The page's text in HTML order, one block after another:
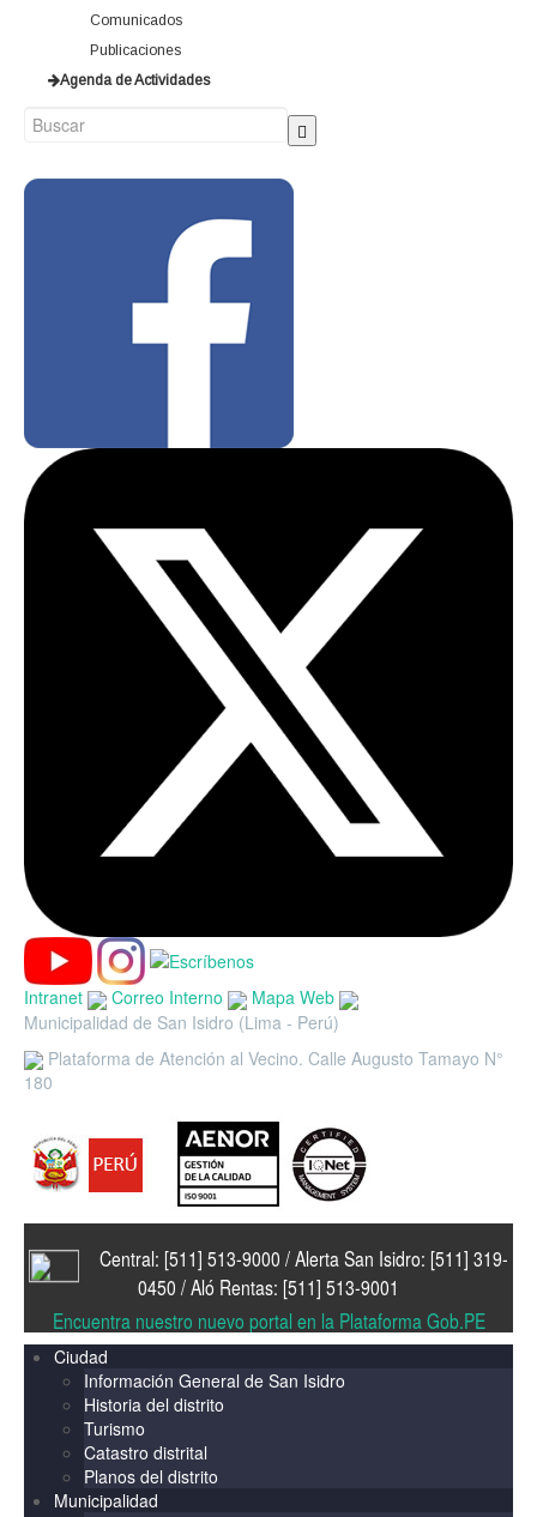
Comunicados
Publicaciones
Agenda de Actividades
Intranet Correo Interno
Mapa Web
Municipalidad de San Isidro (Lima - Perú)
Plataforma de Atención al Vecino. Calle Augusto Tamayo N°
180
Central: [511] 513-9000 / Alerta San Isidro: [511] 319-
0450 / Aló Rentas: [511] 513-9001
Encuentra nuestro nuevo portal en la Plataforma Gob.PE
Ciudad
Información General de San Isidro
Historia del distrito
Turismo
Catastro distrital
Planos del distrito
Municipalidad